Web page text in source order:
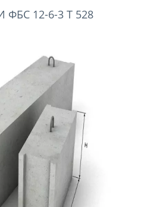
12-6-3 Т 528